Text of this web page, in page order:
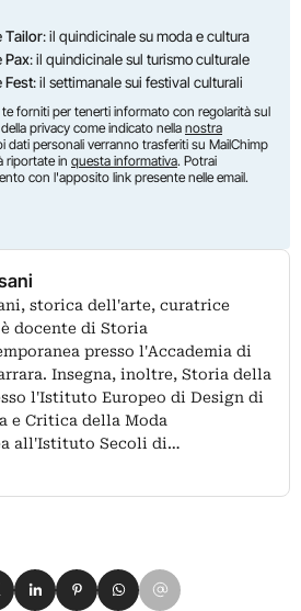
Tailor: il quindicinale su moda e cultura
Pax: il quindicinale sul turismo culturale
Fest: il settimanale sui festival culturali
forniti per tenerti informato con regolarità sul
privacy come indicato nella nostra
dati personali verranno trasferiti su MailChimp
riportate in questa informativa. Potrai
con l'apposito link presente nelle email.
storica dell'arte, curatrice
docente di Storia
presso l'Accademia di
Insegna, inoltre, Storia della
l'Istituto Europeo di Design di
e Critica della Moda
all'Istituto Secoli di…
su Facebook
su X
Condividi su LinkedIn
Condividi su Pinterest
Condividi su WhatsApp
Condividi su Email